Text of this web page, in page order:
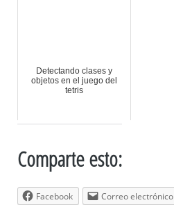
Detectando clases y
objetos en el juego del
tetris
Comparte esto:
Facebook Correo electrónico